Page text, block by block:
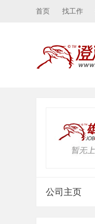
首页 找工作
公司主页